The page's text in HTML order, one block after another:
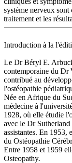
système nerveux
traitement et les
Introduction à la
Le Dr Béryl E.
contemporaine du Dr
contribué au
l'ostéopathie
Née en Afrique du
médecine à
1928, où elle étudie
avec le Dr
assistantes. En 1953,
du Ostéopathie
Entre 1958 et 1959
Osteopathy.